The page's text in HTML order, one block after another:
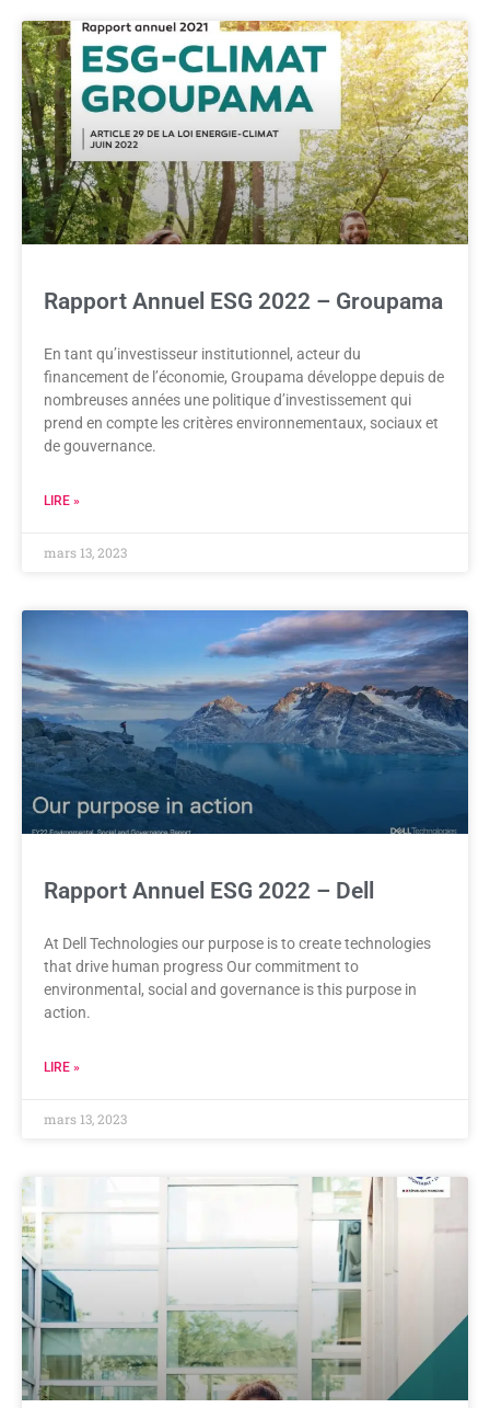
Rapport Annuel ESG 2022 – Groupama
En tant qu’investisseur institutionnel, acteur du
financement de l’économie, Groupama développe depuis de
nombreuses années une politique d’investissement qui
prend en compte les critères environnementaux, sociaux et
de gouvernance.
LIRE »
mars 13, 2023
Rapport Annuel ESG 2022 – Dell
At Dell Technologies our purpose is to create technologies
that drive human progress Our commitment to
environmental, social and governance is this purpose in
action.
LIRE »
mars 13, 2023